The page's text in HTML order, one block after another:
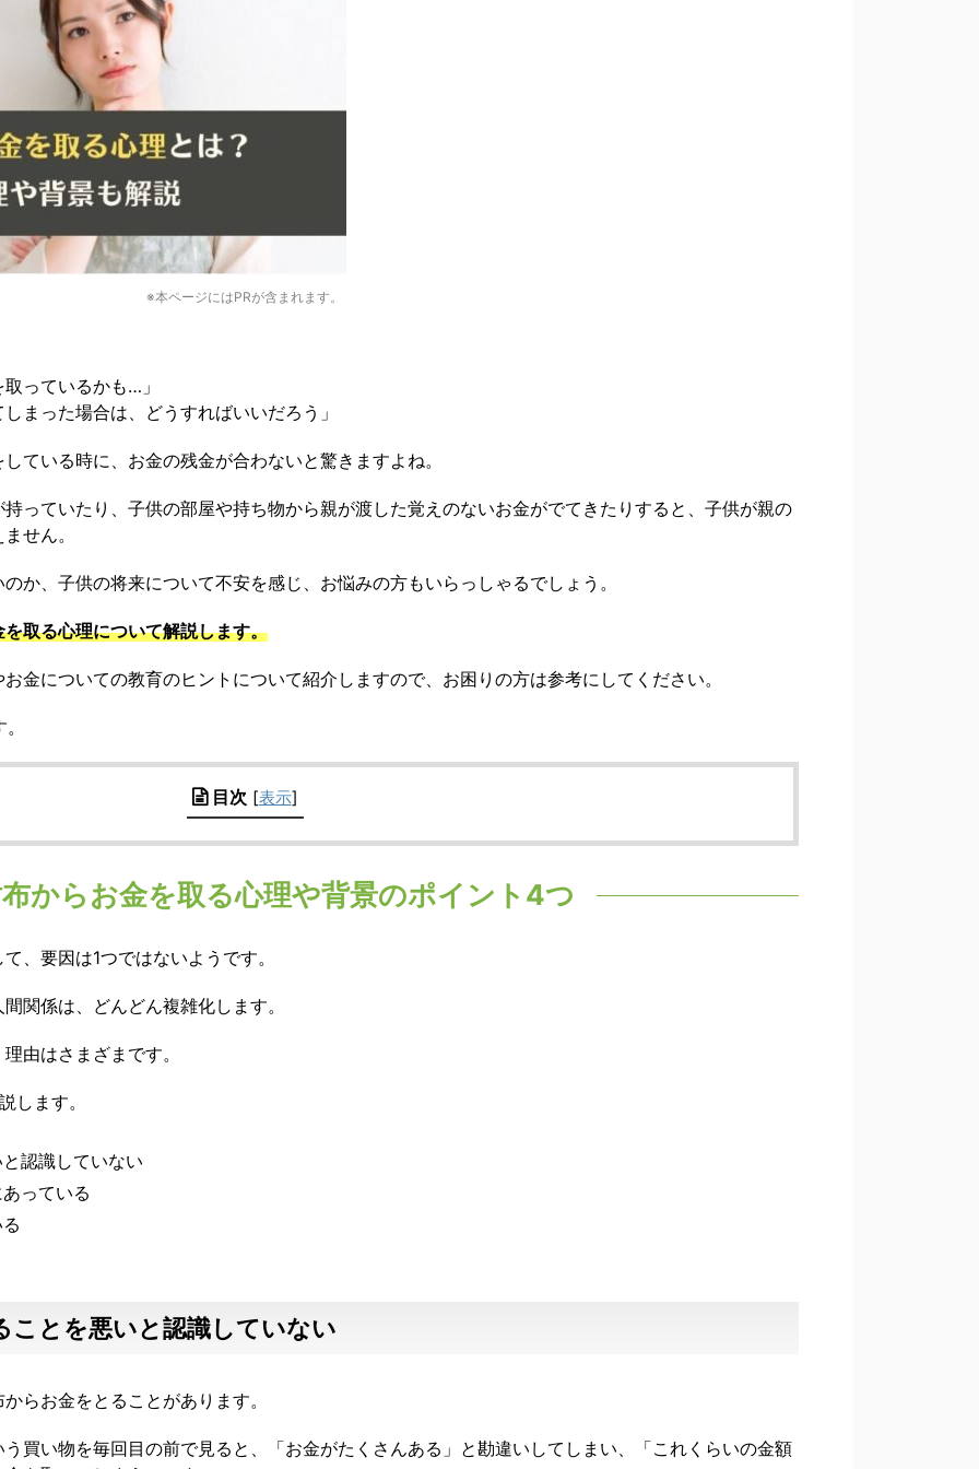
※本ページにはPRが含まれます。
っているかも…」
まった場合は、どうすればいいだろう」
ている時に、お金の残金が合わないと驚きますよね。
っていたり、子供の部屋や持ち物から親が渡した覚えのないお金がでてきたりすると、子供が親の
せん。
か、子供の将来について不安を感じ、お悩みの方もいらっしゃるでしょう。
取る心理について解説します。
金についての教育のヒントについて紹介しますので、お困りの方は参考にしてください。
目次 [表示]
からお金を取る心理や背景のポイント4つ
、要因は1つではないようです。
関係は、どんどん複雑化します。
由はさまざまです。
します。
認識していない
っている
とを悪いと認識していない
らお金をとることがあります。
買い物を毎回目の前で見ると、「お金がたくさんある」と勘違いしてしまい、「これくらいの金額